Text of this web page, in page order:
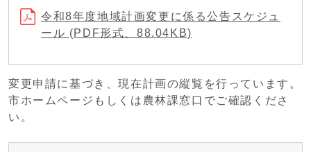
令和8年度地域計画変更に係る公告スケジュ
ール (PDF形式、88.04KB)
変更申請に基づき、現在計画の縦覧を行っています。
市ホームページもしくは農林課窓口でご確認くださ
い。